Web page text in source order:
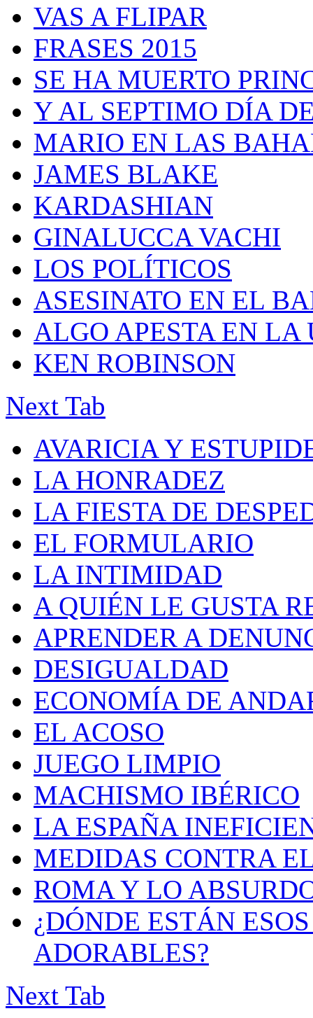
VAS A FLIPAR
FRASES 2015
SE HA MUERTO
Y AL SEPTIMO DÍA
MARIO EN LAS
JAMES BLAKE
KARDASHIAN
GINALUCCA VACHI
LOS POLÍTICOS
ASESINATO EN EL
ALGO APESTA EN
KEN ROBINSON
Next Tab
AVARICIA Y
LA HONRADEZ
LA FIESTA DE
EL FORMULARIO
LA INTIMIDAD
A QUIÉN LE GUSTA
APRENDER A
DESIGUALDAD
ECONOMÍA DE
EL ACOSO
JUEGO LIMPIO
MACHISMO IBÉRICO
LA ESPAÑA
MEDIDAS CONTRA
ROMA Y LO
¿DÓNDE ESTÁN
ADORABLES?
Next Tab